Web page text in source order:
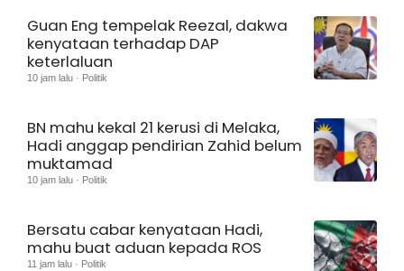
Guan Eng tempelak Reezal, dakwa
kenyataan terhadap DAP
keterlaluan
10 jam lalu · Politik
BN mahu kekal 21 kerusi di Melaka,
Hadi anggap pendirian Zahid belum
muktamad
10 jam lalu · Politik
Bersatu cabar kenyataan Hadi,
mahu buat aduan kepada ROS
11 jam lalu · Politik